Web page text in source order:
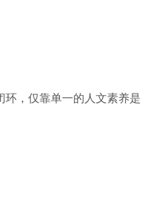
，仅靠单一的人文素养是